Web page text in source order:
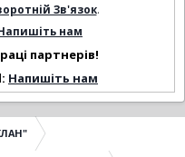
Зв'язок.
нам
партнерів!
Напишіть нам